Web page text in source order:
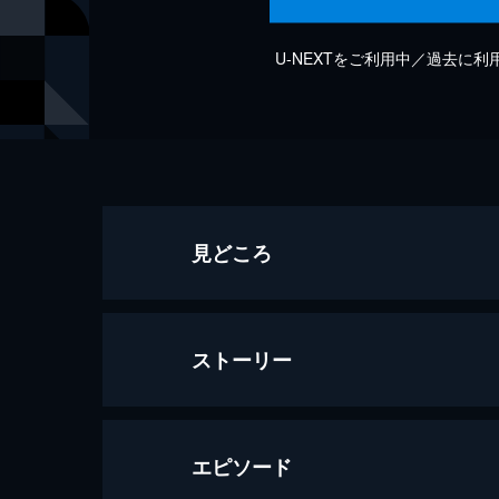
U-NEXTをご利用中／過去に利
見どころ
ストーリー
エピソード